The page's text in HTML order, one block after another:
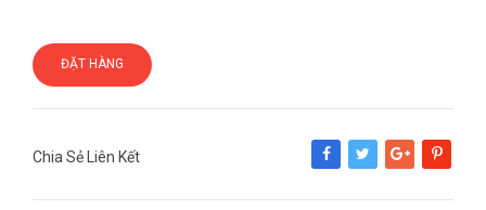
ĐẶT HÀNG
Chia Sẻ Liên Kết
Share Tweet Google+Pinterest